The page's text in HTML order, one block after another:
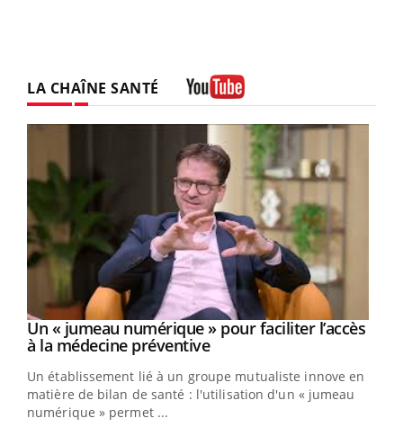
LA CHAÎNE SANTÉ
Youtube
Un « jumeau numérique » pour faciliter l’accès
à la médecine préventiveYoutube
Un établissement lié à un groupe mutualiste innove en
matière de bilan de santé : l'utilisation d'un « jumeau
numérique » permet ...